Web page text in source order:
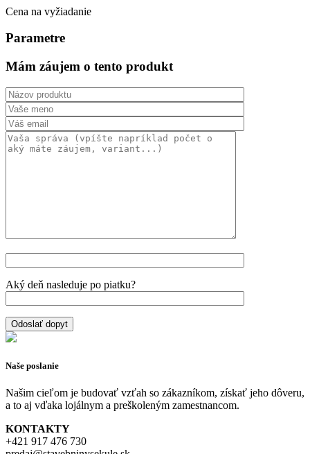
Cena na vyžiadanie
Parametre
Mám záujem o tento produkt
Aký deň nasleduje po piatku?
Naše poslanie
Našim cieľom je budovať vzťah so zákazníkom, získať jeho dôveru,
a to aj vďaka lojálnym a preškoleným zamestnancom.
KONTAKTY
+421 917 476 730